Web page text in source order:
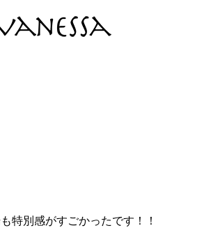
BLOG
特別感がすごかったです！！